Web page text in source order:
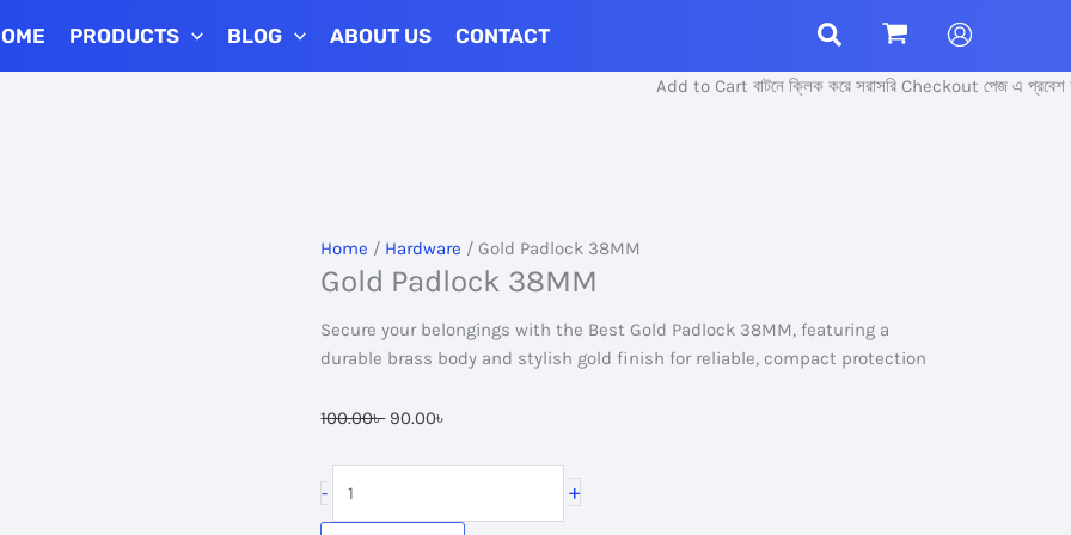
PRODUCTS BLOG ABOUT US CONTACT
Add to Cart বাটনে ক্লিক করে সরাসরি Checkout পেজ এ প্রবেশ করুন।
Home / Hardware / Gold Padlock 38MM
Gold Padlock 38MM
Secure your belongings with the Best Gold Padlock 38MM, featuring a
durable brass body and stylish gold finish for reliable, compact protection
100.00৳ Original
90.00৳
-
Padlock
+